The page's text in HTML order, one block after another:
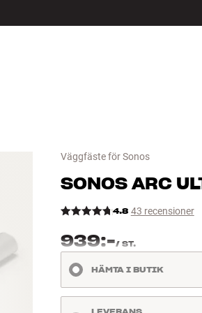
Väggfäste för Sonos
SONOS ARC
4.8 43 recensioner
939:-/ ST.
HÄMTA I BUTIK